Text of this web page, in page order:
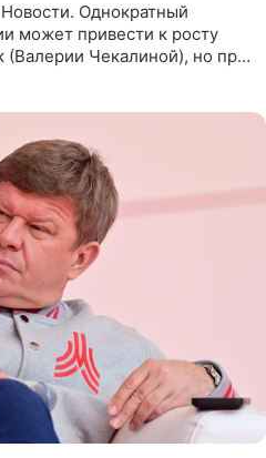
Однократный
может привести к росту
(Валерии Чекалиной), но при